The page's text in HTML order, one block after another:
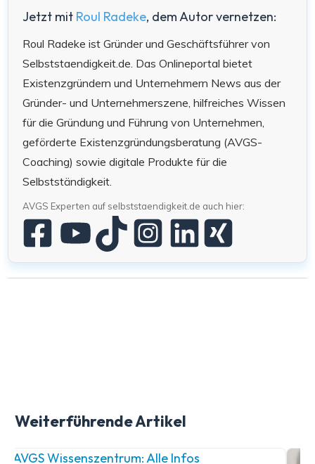
Jetzt mit Roul Radeke, dem Autor vernetzen:
Roul Radeke ist Gründer und Geschäftsführer von
Selbststaendigkeit.de. Das Onlineportal bietet
Existenzgründern und Unternehmern News aus der
Gründer- und Unternehmerszene, hilfreiches Wissen
für die Gründung und Führung von Unternehmen,
geförderte Existenzgründungsberatung (AVGS-
Coaching) sowie digitale Produkte für die
Selbstständigkeit.
AVGS Experten auf selbststaendigkeit.de auch hier:
Weiterführende Artikel